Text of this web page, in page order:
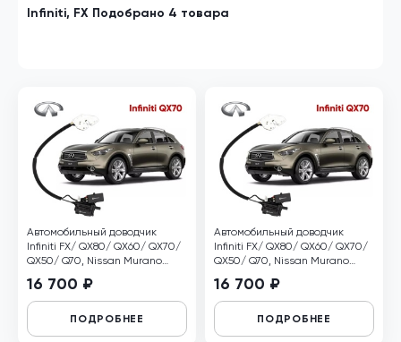
Infiniti, FX Подобрано 4 товара
Автомобильный доводчик
Infiniti FX/ QX80/ QX60/ QX70/
QX50/ Q70, Nissan Murano
16 700 ₽
ПОДРОБНЕЕ
Автомобильный доводчик
Infiniti FX/ QX80/ QX60/ QX70/
QX50/ Q70, Nissan Murano
16 700 ₽
ПОДРОБНЕЕ